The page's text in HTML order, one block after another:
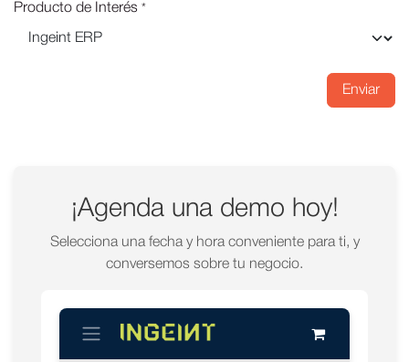
Producto de Interés *
Enviar
¡Agenda una demo hoy!
Selecciona una fecha y hora conveniente para ti, y
conversemos sobre tu negocio.